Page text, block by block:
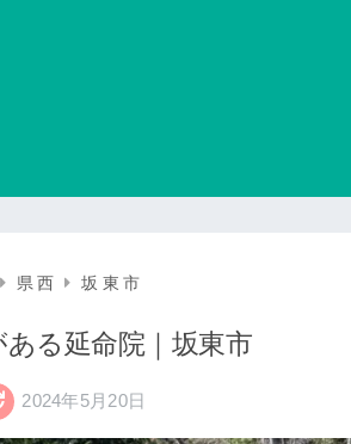
県西 坂東市
る延命院｜坂東市
2024年5月20日